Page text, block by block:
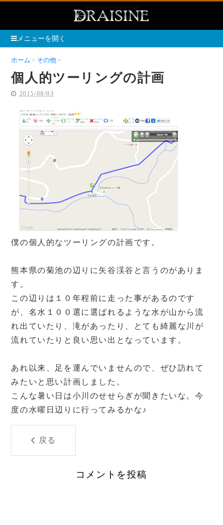
メニューを開く
ホーム その他
個人的ツーリングの計画
2015/08/03
僕の個人的なツーリングの計画です。
熊本県の菊池の辺りに矢谷渓谷と言うのがありま
す。
この辺りは１０年程前に走った事があるのです
が、名水１００選に選ばれるような水が山から流
れ出ていたり、滝があったり、とても綺麗な川が
流れていたりと良い思い出となっています。
あれ以来、足を運んでいませんので、ぜひ訪れて
みたいと思い計画しました。
こんな暑い日は小川のせせらぎが聞きたいな。今
度の水曜日辺りに行ってみるかな♪
戻る
コメントを投稿